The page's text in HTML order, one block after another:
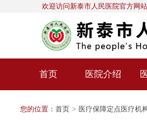
欢迎访问新泰市人民医院官方网站
首页 医院介绍
您的位置： 首页 > 医疗保障定点医疗机